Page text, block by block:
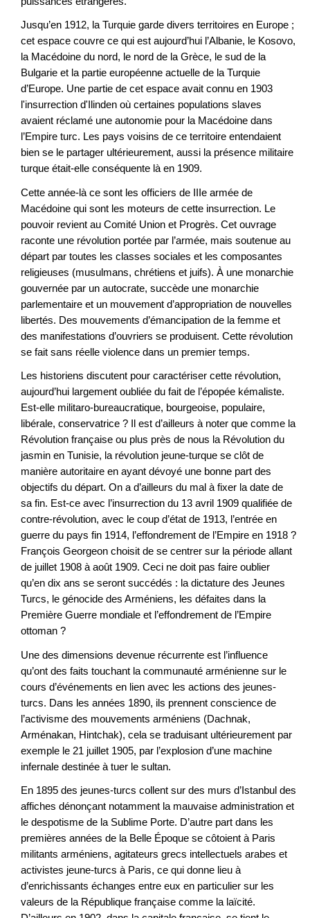
Jusqu’en 1912, la Turquie garde divers territoires en Europe ;
cet espace couvre ce qui est aujourd’hui l’Albanie, le Kosovo,
la Macédoine du nord, le nord de la Grèce, le sud de la
Bulgarie et la partie européenne actuelle de la Turquie
d’Europe. Une partie de cet espace avait connu en 1903
l'insurrection d'Ilinden où certaines populations slaves
avaient réclamé une autonomie pour la Macédoine dans
l’Empire turc. Les pays voisins de ce territoire entendaient
bien se le partager ultérieurement, aussi la présence militaire
turque était-elle conséquente là en 1909.
Cette année-là ce sont les officiers de IIIe armée de
Macédoine qui sont les moteurs de cette insurrection. Le
pouvoir revient au Comité Union et Progrès. Cet ouvrage
raconte une révolution portée par l’armée, mais soutenue au
départ par toutes les classes sociales et les composantes
religieuses (musulmans, chrétiens et juifs). À une monarchie
gouvernée par un autocrate, succède une monarchie
parlementaire et un mouvement d’appropriation de nouvelles
libertés. Des mouvements d’émancipation de la femme et
des manifestations d’ouvriers se produisent. Cette révolution
se fait sans réelle violence dans un premier temps.
Les historiens discutent pour caractériser cette révolution,
aujourd’hui largement oubliée du fait de l’épopée kémaliste.
Est-elle militaro-bureaucratique, bourgeoise, populaire,
libérale, conservatrice ? Il est d’ailleurs à noter que comme la
Révolution française ou plus près de nous la Révolution du
jasmin en Tunisie, la révolution jeune-turque se clôt de
manière autoritaire en ayant dévoyé une bonne part des
objectifs du départ. On a d’ailleurs du mal à fixer la date de
sa fin. Est-ce avec l’insurrection du 13 avril 1909 qualifiée de
contre-révolution, avec le coup d’état de 1913, l’entrée en
guerre du pays fin 1914, l’effondrement de l’Empire en 1918 ?
François Georgeon choisit de se centrer sur la période allant
de juillet 1908 à août 1909. Ceci ne doit pas faire oublier
qu’en dix ans se seront succédés : la dictature des Jeunes
Turcs, le génocide des Arméniens, les défaites dans la
Première Guerre mondiale et l’effondrement de l’Empire
ottoman ?
Une des dimensions devenue récurrente est l’influence
qu’ont des faits touchant la communauté arménienne sur le
cours d’événements en lien avec les actions des jeunes-
turcs. Dans les années 1890, ils prennent conscience de
l’activisme des mouvements arméniens (Dachnak,
Arménakan, Hintchak), cela se traduisant ultérieurement par
exemple le 21 juillet 1905, par l’explosion d’une machine
infernale destinée à tuer le sultan.
En 1895 des jeunes-turcs collent sur des murs d’Istanbul des
affiches dénonçant notamment la mauvaise administration et
le despotisme de la Sublime Porte. D’autre part dans les
premières années de la Belle Époque se côtoient à Paris
militants arméniens, agitateurs grecs intellectuels arabes et
activistes jeune-turcs à Paris, ce qui donne lieu à
d’enrichissants échanges entre eux en particulier sur les
valeurs de la République française comme la laïcité.